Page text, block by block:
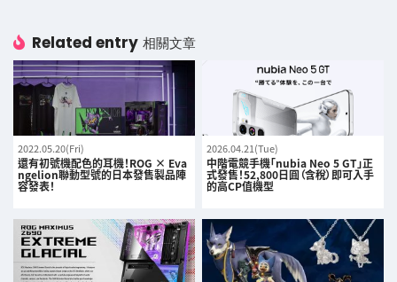
Related entry 相關文章
2022.05.20(Fri)
還有初號機配色的耳機！ROG × Eva
ngelion聯動型號的日本發售製品陣
容發表！
2026.04.21(Tue)
中階電競手機「nubia Neo 5 GT」正
式發售！52,800日圓（含稅）即可入手
的高CP值機型